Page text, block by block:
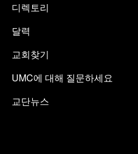
디렉토리
달력
교회찾기
UMC에 대해 질문하세요
교단뉴스